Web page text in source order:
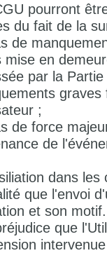
pourront
du fait de la
de
mise en
par la
;
de force
de
dans
que l'envoi
et son
que